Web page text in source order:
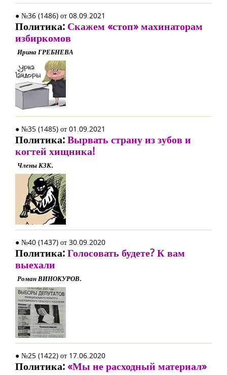
● №36 (1486) от 08.09.2021
Политика: Скажем «стоп» махинаторам
избиркомов
Ирина ГРЕБНЕВА
● №35 (1485) от 01.09.2021
Политика:Вырвать страну из зубов и
когтей хищника!
Члены КЗК.
● №40 (1437) от 30.09.2020
Политика:Голосовать будете? К вам
выехали
Роман ВИНОКУРОВ.
● №25 (1422) от 17.06.2020
Политика:«Мы не расходный материал»